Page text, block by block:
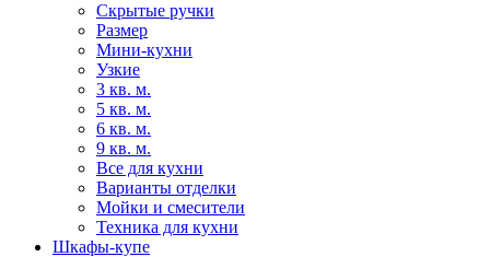
Скрытые ручки
Размер
Мини-кухни
Узкие
3 кв. м.
5 кв. м.
6 кв. м.
9 кв. м.
Все для кухни
Варианты отделки
Мойки и смесители
Техника для кухни
Шкафы-купе